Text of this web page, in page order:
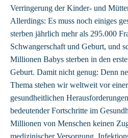
Verringerung der Kinder- und
Allerdings: Es muss noch einiges
sterben jährlich mehr als 295.000
Schwangerschaft und Geburt, und
Millionen Babys sterben in den
Geburt. Damit nicht genug: Denn
Thema stehen wir weltweit vor
gesundheitlichen
bedeutender Fortschritte im
Millionen von Menschen keinen
medizinischer Versorgung.